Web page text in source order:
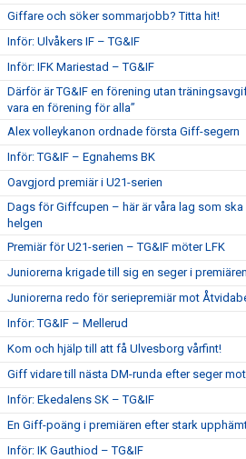
Giffare och söker sommarjobb? Titta hit!
Inför: Ulvåkers IF – TG&IF
Inför: IFK Mariestad – TG&IF
Därför är TG&IF en förening utan
vara en förening för alla”
Alex volleykanon ordnade första Giff-segern
Inför: TG&IF – Egnahems BK
Oavgjord premiär i U21-serien
Dags för Giffcupen – här är våra lag som ska
helgen
Premiär för U21-serien – TG&IF möter LFK
Juniorerna krigade till sig en seger i premiären
Juniorerna redo för seriepremiär mot
Inför: TG&IF – Mellerud
Kom och hjälp till att få Ulvesborg vårfint!
Giff vidare till nästa DM-runda efter seger mot
Inför: Ekedalens SK – TG&IF
En Giff-poäng i premiären efter stark
Inför: IK Gauthiod – TG&IF